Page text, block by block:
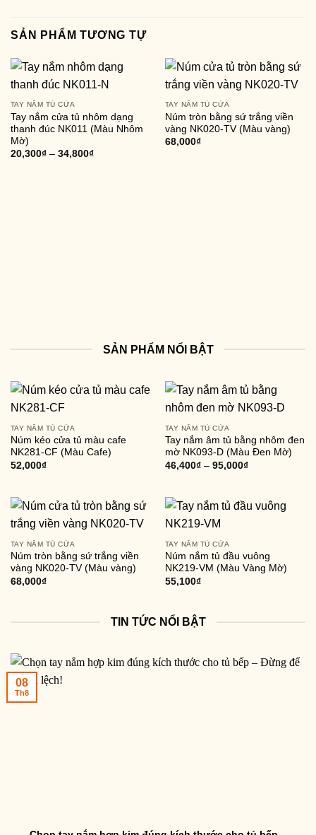
SẢN PHẨM TƯƠNG TỰ
TAY NẮM TỦ CỬA
Tay nắm cửa tủ nhôm dạng
thanh đúc NK011 (Màu Nhôm
Mờ)
20,300₫– 34,800₫
TAY NẮM TỦ CỬA
Núm tròn bằng sứ trắng viền
vàng NK020-TV (Màu vàng)
68,000₫
SẢN PHẨM NỔI BẬT
TAY NẮM TỦ CỬA
Núm kéo cửa tủ màu cafe
NK281-CF (Màu Cafe)
52,000₫
TAY NẮM TỦ CỬA
Tay nắm âm tủ bằng nhôm đen
mờ NK093-D (Màu Đen Mờ)
46,400₫– 95,000₫
TAY NẮM TỦ CỬA
Núm tròn bằng sứ trắng viền
vàng NK020-TV (Màu vàng)
68,000₫
TAY NẮM TỦ CỬA
Núm nắm tủ đầu vuông
NK219-VM (Màu Vàng Mờ)
55,100₫
TIN TỨC NỔI BẬT
08
Th8